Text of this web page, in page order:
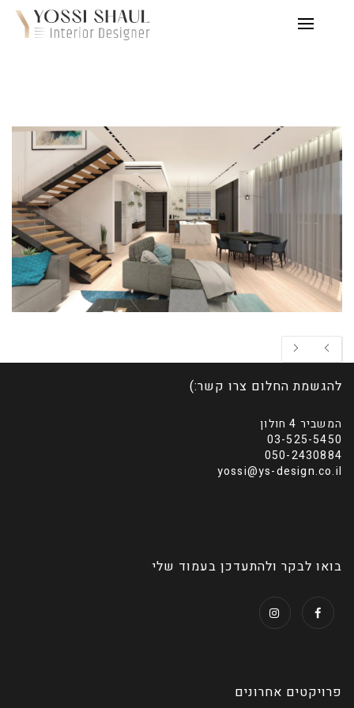
להגשמת החלום צרו קשר:)
המשביר 4 חולון
03-525-5450
050-2430884
yossi@ys-design.co.il
בואו לבקר ולהתעדכן בעמוד שלי
פרויקטים אחרונים